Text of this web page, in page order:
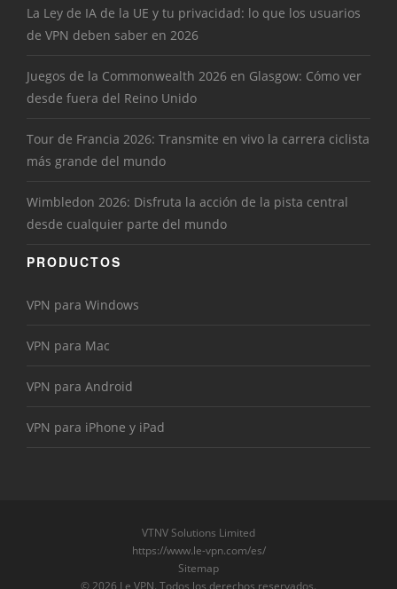
La Ley de IA de la UE y tu privacidad: lo que los usuarios
de VPN deben saber en 2026
Juegos de la Commonwealth 2026 en Glasgow: Cómo ver
desde fuera del Reino Unido
Tour de Francia 2026: Transmite en vivo la carrera ciclista
más grande del mundo
Wimbledon 2026: Disfruta la acción de la pista central
desde cualquier parte del mundo
PRODUCTOS
VPN para Windows
VPN para Mac
VPN para Android
VPN para iPhone y iPad
VTNV Solutions Limited
https://www.le-vpn.com/es/
Sitemap